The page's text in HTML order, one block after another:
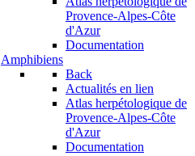
Provence-Alpes-Côte
d'Azur
Documentation
Amphibiens
Back
Actualités en lien
Atlas herpétologique de
Provence-Alpes-Côte
d'Azur
Documentation